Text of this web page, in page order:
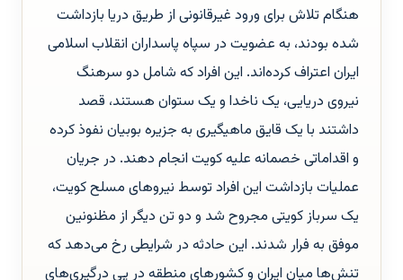
هنگام تلاش برای ورود غیرقانونی از طریق دریا بازداشت
شده بودند، به عضویت در سپاه پاسداران انقلاب اسلامی
ایران اعتراف کرده‌اند. این افراد که شامل دو سرهنگ
نیروی دریایی، یک ناخدا و یک ستوان هستند، قصد
داشتند با یک قایق ماهیگیری به جزیره بوبیان نفوذ کرده
و اقداماتی خصمانه علیه کویت انجام دهند. در جریان
عملیات بازداشت این افراد توسط نیروهای مسلح کویت،
یک سرباز کویتی مجروح شد و دو تن دیگر از مظنونین
موفق به فرار شدند. این حادثه در شرایطی رخ می‌دهد که
تنش‌ها میان ایران و کشورهای منطقه در پی درگیری‌های